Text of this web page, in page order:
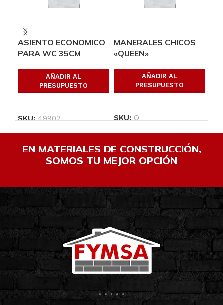
ASIENTO ECONOMICO
PARA WC 35CM
AÑADIR AL
PRESUPUESTO
SKU:49902
MANERALES CHICOS
«QUEEN»
AÑADIR AL
PRESUPUESTO
SKU: Q
EN MATERIALES DE CONSTRUCCIÓN,
SOMOS TU MEJOR OPCIÓN